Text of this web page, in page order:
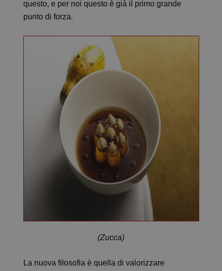
questo, e per noi questo è già il primo grande
punto di forza.
(Zucca)
La nuova filosofia è quella di valorizzare